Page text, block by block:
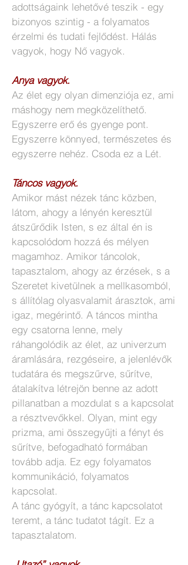
adottságaink lehetővé teszik - egy
bizonyos szintig - a folyamatos
érzelmi és tudati fejlődést. Hálás
vagyok, hogy Nő vagyok.
Anya vagyok.
Az élet egy olyan dimenziója ez, ami
máshogy nem megközelíthető.
Egyszerre erő és gyenge pont.
Egyszerre könnyed, természetes és
egyszerre nehéz. Csoda ez a Lét.
Táncos vagyok.
Amikor mást nézek tánc közben,
látom, ahogy a lényén keresztül
átszűrődik Isten, s ez által én is
kapcsolódom hozzá és mélyen
magamhoz. Amikor táncolok,
tapasztalom, ahogy az érzések, s a
Szeretet kivetülnek a mellkasomból,
s állítólag olyasvalamit árasztok, ami
igaz, megérintő. A táncos mintha
egy csatorna lenne, mely
ráhangolódik az élet, az univerzum
áramlására, rezgéseire, a jelenlévők
tudatára és megszűrve, sűrítve,
átalakítva létrejön benne az adott
pillanatban a mozdulat s a kapcsolat
a résztvevőkkel. Olyan, mint egy
prizma, ami összegyűjti a fényt és
sűrítve, befogadható formában
tovább adja. Ez egy folyamatos
kommunikáció, folyamatos
kapcsolat.
A tánc gyógyít, a tánc kapcsolatot
teremt, a tánc tudatot tágít. Ez a
tapasztalatom.